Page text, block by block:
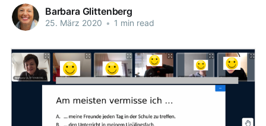
Barbara Glittenberg
25. März 2020 • 1 min read